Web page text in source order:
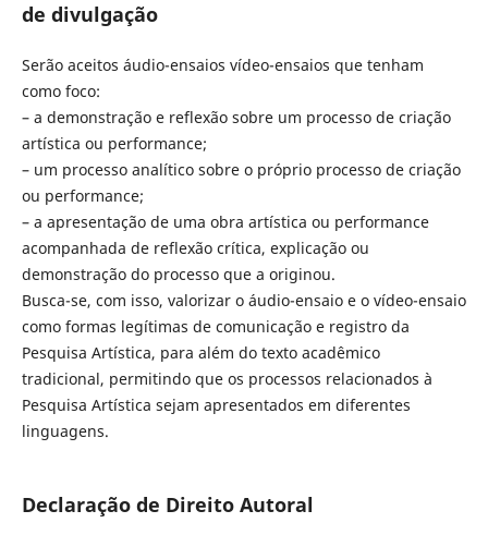
de divulgação
Serão aceitos áudio-ensaios vídeo-ensaios que tenham
como foco:
– a demonstração e reflexão sobre um processo de criação
artística ou performance;
– um processo analítico sobre o próprio processo de criação
ou performance;
– a apresentação de uma obra artística ou performance
acompanhada de reflexão crítica, explicação ou
demonstração do processo que a originou.
Busca-se, com isso, valorizar o áudio-ensaio e o vídeo-ensaio
como formas legítimas de comunicação e registro da
Pesquisa Artística, para além do texto acadêmico
tradicional, permitindo que os processos relacionados à
Pesquisa Artística sejam apresentados em diferentes
linguagens.
Declaração de Direito Autoral